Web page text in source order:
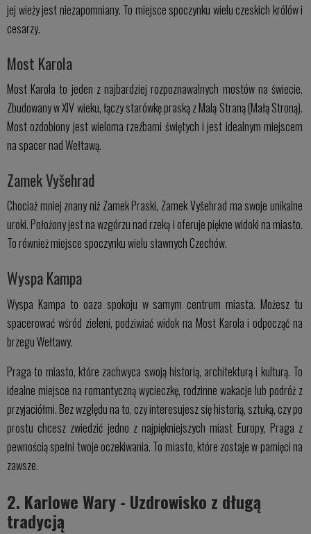
jej wieży jest niezapomniany. To miejsce spoczynku wielu czeskich królów i
cesarzy.
Most Karola
Most Karola to jeden z najbardziej rozpoznawalnych mostów na świecie.
Zbudowany w XIV wieku, łączy starówkę praską z Malą Straną (Małą Stroną).
Most ozdobiony jest wieloma rzeźbami świętych i jest idealnym miejscem
na spacer nad Wełtawą.
Zamek Vyšehrad
Chociaż mniej znany niż Zamek Praski, Zamek Vyšehrad ma swoje unikalne
uroki. Położony jest na wzgórzu nad rzeką i oferuje piękne widoki na miasto.
To również miejsce spoczynku wielu sławnych Czechów.
Wyspa Kampa
Wyspa Kampa to oaza spokoju w samym centrum miasta. Możesz tu
spacerować wśród zieleni, podziwiać widok na Most Karola i odpocząć na
brzegu Wełtawy.
Praga to miasto, które zachwyca swoją historią, architekturą i kulturą. To
idealne miejsce na romantyczną wycieczkę, rodzinne wakacje lub podróż z
przyjaciółmi. Bez względu na to, czy interesujesz się historią, sztuką, czy po
prostu chcesz zwiedzić jedno z najpiękniejszych miast Europy, Praga z
pewnością spełni twoje oczekiwania. To miasto, które zostaje w pamięci na
zawsze.
2. Karlowe Wary - Uzdrowisko z długą
tradycją